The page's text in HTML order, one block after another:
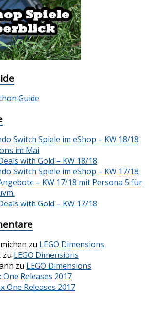
Switch Spiele im eShop – KW 18/18
im Mai
with Gold – KW 18/18
Switch Spiele im eShop – KW 17/18
– KW 17/18 mit Persona 5 für
with Gold – KW 17/18
zu LEGO Dimensions
zu LEGO Dimensions
zu LEGO Dimensions
One Releases 2017
One Releases 2017